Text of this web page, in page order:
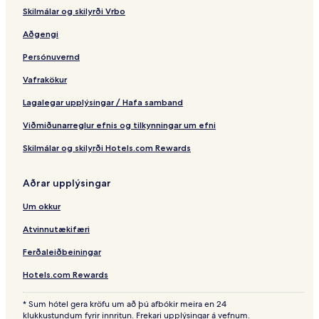
Skilmálar og skilyrði Vrbo
Aðgengi
Persónuvernd
Vafrakökur
Lagalegar upplýsingar / Hafa samband
Viðmiðunarreglur efnis og tilkynningar um efni
Skilmálar og skilyrði Hotels.com Rewards
Aðrar upplýsingar
Um okkur
Atvinnutækifæri
Ferðaleiðbeiningar
Hotels.com Rewards
* Sum hótel gera kröfu um að þú afbókir meira en 24
klukkustundum fyrir innritun. Frekari upplýsingar á vefnum.